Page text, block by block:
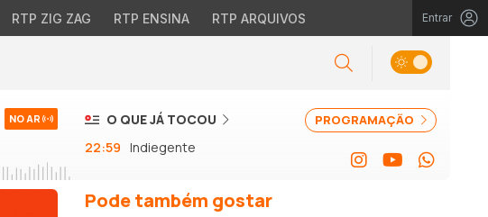
RTP ZIG ZAG RTP ENSINA RTP ARQUIVOS Entrar
NO AR PROGRAMAÇÃO
O QUE JÁ TOCOU
22:59 Indiegente
Pode também gostar